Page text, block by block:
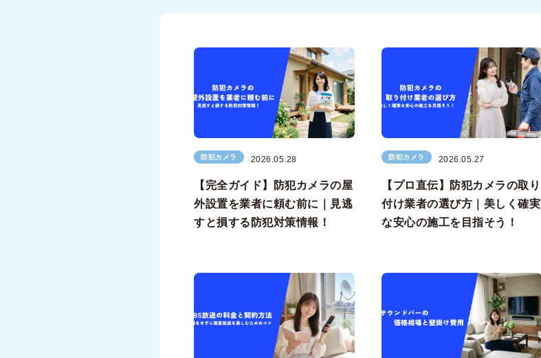
防犯カメラ 2026.05.28
【完全ガイド】防犯カメラの屋
外設置を業者に頼む前に｜見逃
すと損する防犯対策情報！
防犯カメラ 2026.05.27
【プロ直伝】防犯カメラの取り
付け業者の選び方｜美しく確実
な安心の施工を目指そう！